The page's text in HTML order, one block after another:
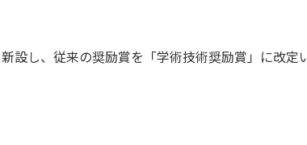
設し、従来の奨励賞を「学術技術奨励賞」に改定